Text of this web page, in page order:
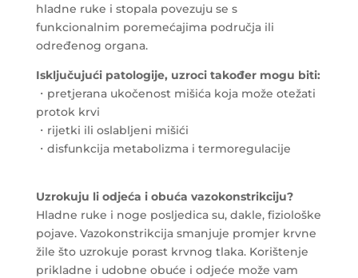
hladne ruke i stopala povezuju se s
funkcionalnim poremećajima područja ili
određenog organa.
Isključujući patologije, uzroci također mogu biti:
・pretjerana ukočenost mišića koja može otežati
protok krvi
・rijetki ili oslabljeni mišići
・disfunkcija metabolizma i termoregulacije
Uzrokuju li odjeća i obuća vazokonstrikciju?
Hladne ruke i noge posljedica su, dakle, fiziološke
pojave. Vazokonstrikcija smanjuje promjer krvne
žile što uzrokuje porast krvnog tlaka. Korištenje
prikladne i udobne obuće i odjeće može vam